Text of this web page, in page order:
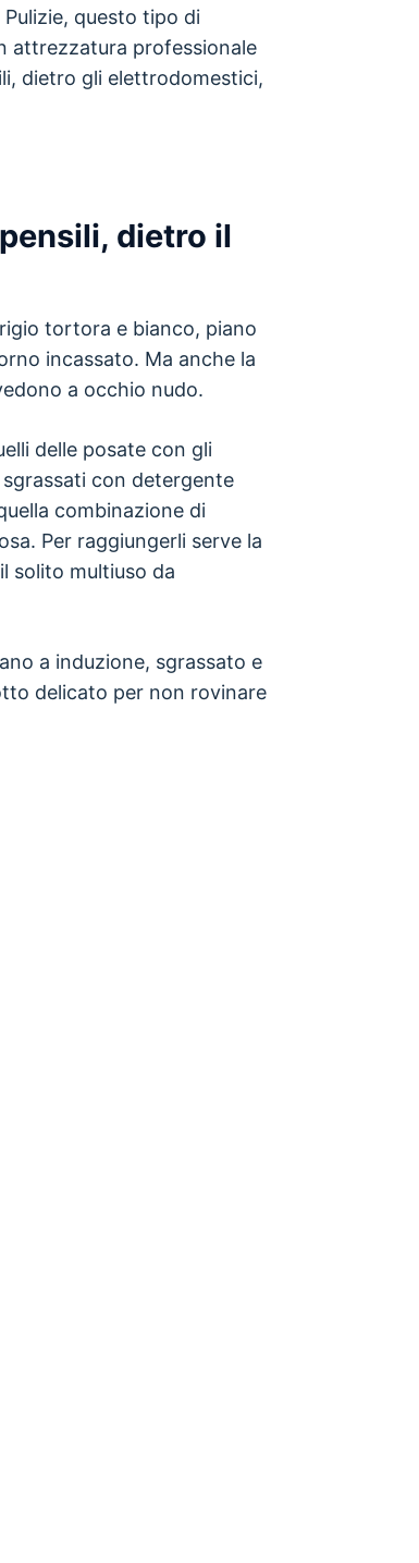
questo tipo di
attrezzatura professionale
dietro gli elettrodomestici,
dietro il
tortora e bianco, piano
incassato. Ma anche la
a occhio nudo.
delle posate con gli
con detergente
combinazione di
Per raggiungerli serve la
solito multiuso da
a induzione, sgrassato e
delicato per non rovinare